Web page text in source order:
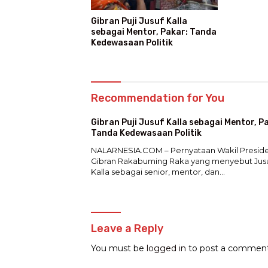
Gibran Puji Jusuf Kalla
sebagai Mentor, Pakar: Tanda
Kedewasaan Politik
Recommendation for You
Gibran Puji Jusuf Kalla sebagai Mentor,
Tanda Kedewasaan Politik
NALARNESIA.COM – Pernyataan Wakil
Gibran Rakabuming Raka yang menyebut
Kalla sebagai senior, mentor, dan…
Leave a Reply
You must be logged in to post a